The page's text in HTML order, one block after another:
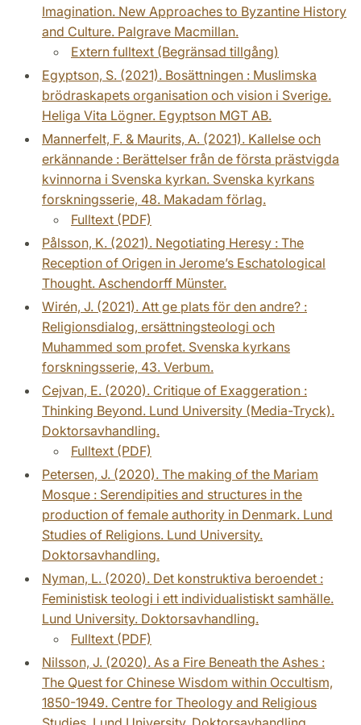
Imagination. New Approaches to Byzantine History
and Culture. Palgrave Macmillan.
Extern fulltext (Begränsad tillgång)
Egyptson, S. (2021). Bosättningen : Muslimska
brödraskapets organisation och vision i Sverige.
Heliga Vita Lögner. Egyptson MGT AB.
Mannerfelt, F. & Maurits, A. (2021). Kallelse och
erkännande : Berättelser från de första prästvigda
kvinnorna i Svenska kyrkan. Svenska kyrkans
forskningsserie, 48. Makadam förlag.
Fulltext (PDF)
Pålsson, K. (2021). Negotiating Heresy : The
Reception of Origen in Jerome’s Eschatological
Thought. Aschendorff Münster.
Wirén, J. (2021). Att ge plats för den andre? :
Religionsdialog, ersättningsteologi och
Muhammed som profet. Svenska kyrkans
forskningsserie, 43. Verbum.
Cejvan, E. (2020). Critique of Exaggeration :
Thinking Beyond. Lund University (Media-Tryck).
Doktorsavhandling.
Fulltext (PDF)
Petersen, J. (2020). The making of the Mariam
Mosque : Serendipities and structures in the
production of female authority in Denmark. Lund
Studies of Religions. Lund University.
Doktorsavhandling.
Nyman, L. (2020). Det konstruktiva beroendet :
Feministisk teologi i ett individualistiskt samhälle.
Lund University. Doktorsavhandling.
Fulltext (PDF)
Nilsson, J. (2020). As a Fire Beneath the Ashes :
The Quest for Chinese Wisdom within Occultism,
1850-1949. Centre for Theology and Religious